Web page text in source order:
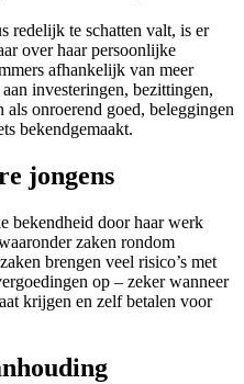
redelijk te schatten valt, is er
over haar persoonlijke
afhankelijk van meer
investeringen, bezittingen,
onroerend goed, beleggingen
bekendgemaakt.
jongens
bekendheid door haar werk
zaken rondom
brengen veel risico’s met
op – zeker wanneer
krijgen en zelf betalen voor